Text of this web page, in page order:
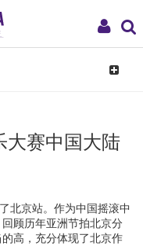
My
Toggle
大赛中国大陆
北京站。作为中国摇滚中
顾历年亚洲节拍北京分
高，充分体现了北京作